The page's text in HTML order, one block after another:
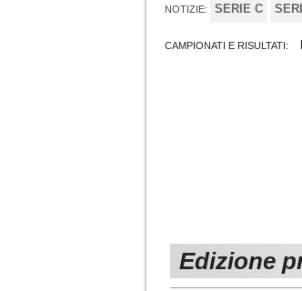
NOTIZIE: SERIE C
CAMPIONATI E RISULTATI:
Edizione